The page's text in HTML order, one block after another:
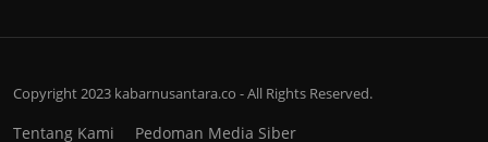
Copyright 2023 kabarnusantara.co - All Rights Reserved.
Tentang Kami Pedoman Media Siber